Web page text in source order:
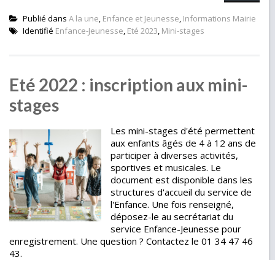
Publié dans A la une, Enfance et Jeunesse, Informations Mairie
Identifié Enfance-Jeunesse, Eté 2023, Mini-stages
Eté 2022 : inscription aux mini-
stages
Les mini-stages d'été permettent
aux enfants âgés de 4 à 12 ans de
participer à diverses activités,
sportives et musicales. Le
document est disponible dans les
structures d'accueil du service de
l'Enfance. Une fois renseigné,
déposez-le au secrétariat du
service Enfance-Jeunesse pour
enregistrement. Une question ? Contactez le 01 34 47 46
43.